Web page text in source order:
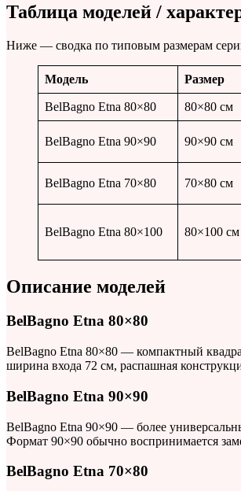
Таблица моделей /
Ниже — сводка по типовым размерам
Модель Размер
BelBagno Etna 80×80 80×80 см
BelBagno Etna 90×90 90×90 см
BelBagno Etna 70×80 70×80 см
BelBagno Etna 80×100 80×100 см
Описание моделей
BelBagno Etna 80×80
BelBagno Etna 80×80 — компактный
ширина входа 72 см, распашная
BelBagno Etna 90×90
BelBagno Etna 90×90 — более
Формат 90×90 обычно воспринимается
BelBagno Etna 70×80